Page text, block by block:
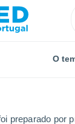
preparado por
O